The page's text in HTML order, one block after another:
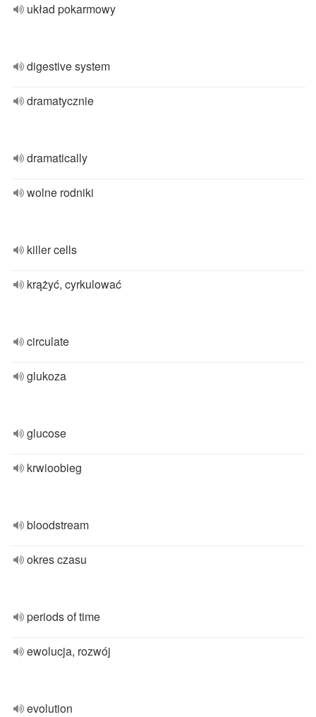
układ pokarmowy
digestive system
dramatycznie
dramatically
wolne rodniki
killer cells
krążyć, cyrkulować
circulate
glukoza
glucose
krwioobieg
bloodstream
okres czasu
periods of time
ewolucja, rozwój
evolution